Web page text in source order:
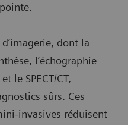
dont la
l’échographie
le SPECT/CT,
sûrs. Ces
invasives réduisent